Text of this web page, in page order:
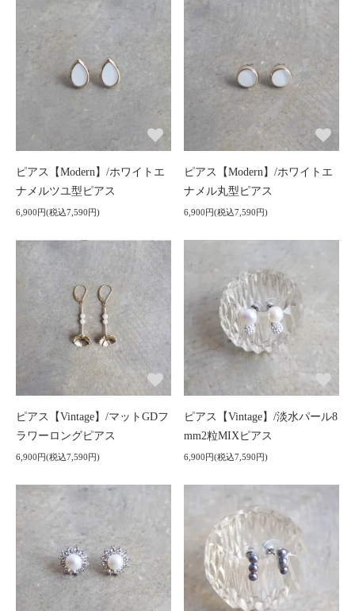
ピアス【Modern】/ホワイトエ
ナメルツユ型ピアス
6,900円(税込7,590円)
ピアス【Modern】/ホワイトエ
ナメル丸型ピアス
6,900円(税込7,590円)
ピアス【Vintage】/マットGDフ
ラワーロングピアス
6,900円(税込7,590円)
ピアス【Vintage】/淡水パール8
mm2粒MIXピアス
6,900円(税込7,590円)